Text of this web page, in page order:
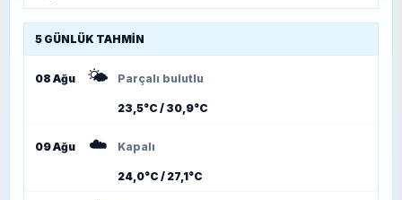
5 GÜNLÜK TAHMIN
08 Ağu 🌤️ Parçalı bulutlu
23,5°C / 30,9°C
09 Ağu ☁️ Kapalı
24,0°C / 27,1°C